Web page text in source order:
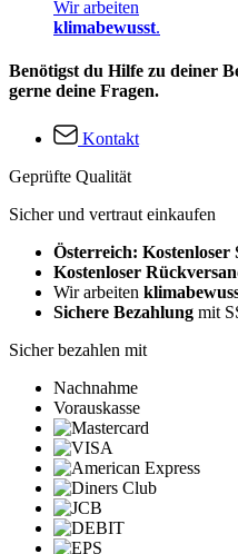
Wir arbeiten
klimabewusst.
Benötigst du Hilfe zu deiner
gerne deine Fragen.
Kontakt
Geprüfte Qualität
Sicher und vertraut einkaufen
Österreich: Kostenloser
Kostenloser
Wir arbeiten
Sichere Bezahlung mit
Sicher bezahlen mit
Nachnahme
Vorauskasse